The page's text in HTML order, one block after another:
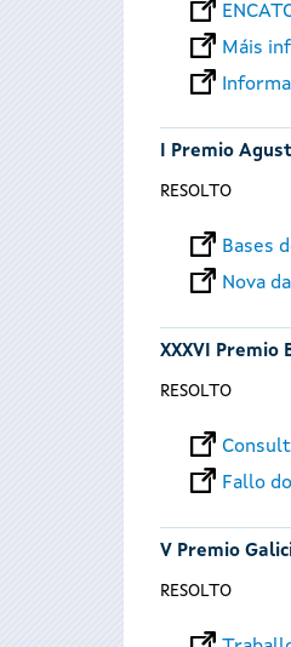
Máis
I Premio
RESOLTO
Bases
Nova
XXXVI Premio
RESOLTO
Fallo
V Premio
RESOLTO